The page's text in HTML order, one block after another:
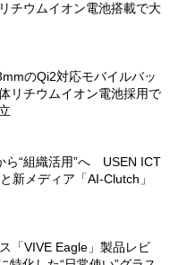
チウムイオン電池搭載で大
のQi2対応モバイルバッ
リチウムイオン電池採用で
ら“組織活用”へ USEN ICT
新メディア「AI-Clutch」
「VIVE Eagle」製品レビ